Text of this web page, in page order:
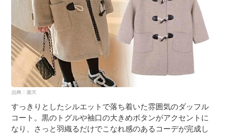
すっきりとしたシルエットで落ち着いた雰囲気のダッフル
コート。黒のトグルや袖口の大きめボタンがアクセントに
なり、さっと羽織るだけでこなれ感のあるコーデが完成し